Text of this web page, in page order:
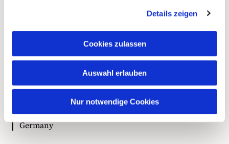
Details zeigen
Cookies zulassen
Auswahl erlauben
Nur notwendige Cookies
Ökumenische Pilgerinitiative Vorpommern e.V.
18528 Bergen auf Rügen
Germany